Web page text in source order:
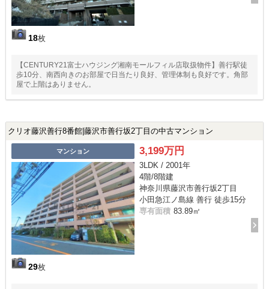
18枚
【CENTURY21富士ハウジング湘南モールフィル店取扱物件】善行駅徒
歩10分、南西向きのお部屋で日当たり良好、管理体制も良好です。角部
屋で上階はありません。
クリオ藤沢善行8番館|藤沢市善行坂2丁目の中古マンション
マンション
29枚
3,199万円
3LDK / 2001年
4階/8階建
神奈川県藤沢市善行坂2丁目
小田急江ノ島線 善行 徒歩15分
専有面積 83.89㎡